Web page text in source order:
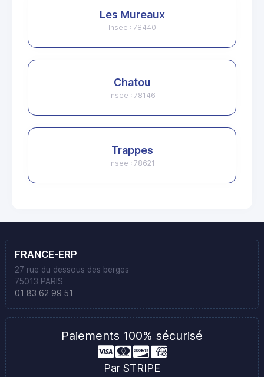
Les Mureaux
Insee : 78440
Chatou
Insee : 78146
Trappes
Insee : 78621
FRANCE-ERP
27 rue du dessous des berges
75013 PARIS
01 83 62 99 51
Paiements 100% sécurisé
Par STRIPE